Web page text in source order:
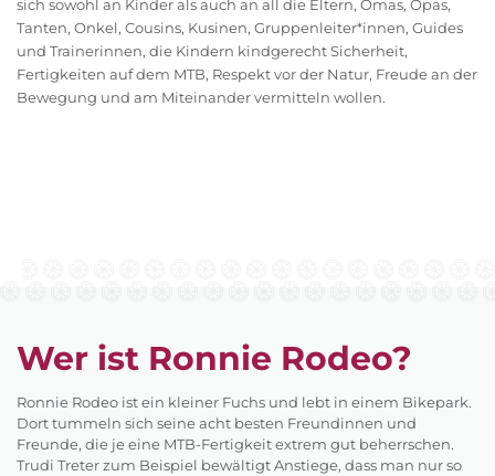
sich sowohl an Kinder als auch an all die Eltern, Omas, Opas,
Tanten, Onkel, Cousins, Kusinen, Gruppenleiter*innen, Guides
und Trainerinnen, die Kindern kindgerecht Sicherheit,
Fertigkeiten auf dem MTB, Respekt vor der Natur, Freude an der
Bewegung und am Miteinander vermitteln wollen.
Wer ist Ronnie Rodeo?
Ronnie Rodeo ist ein kleiner Fuchs und lebt in einem Bikepark.
Dort tummeln sich seine acht besten Freundinnen und
Freunde, die je eine MTB-Fertigkeit extrem gut beherrschen.
Trudi Treter zum Beispiel bewältigt Anstiege, dass man nur so